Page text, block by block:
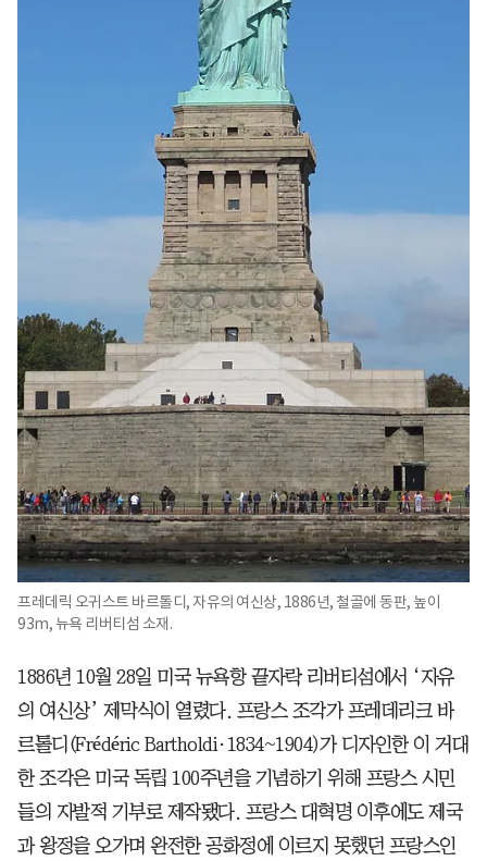
프레데릭 오귀스트 바르톨디, 자유의 여신상, 1886년, 철골에 동판, 높이
93m, 뉴욕 리버티섬 소재.
1886년 10월 28일 미국 뉴욕항 끝자락 리버티섬에서 ‘자유
의 여신상’ 제막식이 열렸다. 프랑스 조각가 프레데리크 바
르톨디(Frédéric Bartholdi·1834~1904)가 디자인한 이 거대
한 조각은 미국 독립 100주년을 기념하기 위해 프랑스 시민
들의 자발적 기부로 제작됐다. 프랑스 대혁명 이후에도 제국
과 왕정을 오가며 완전한 공화정에 이르지 못했던 프랑스인